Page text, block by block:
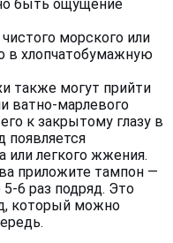
быть ощущение
морского или
в хлопчатобумажную
также могут прийти
ватно-марлевого
к закрытому глазу в
появляется
или легкого жжения.
приложите тампон —
6 раз подряд. Это
который можно